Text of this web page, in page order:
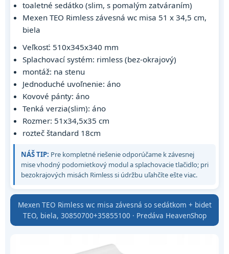
toaletné sedátko (slim, s pomalým zatváraním)
Mexen TEO Rimless závesná wc misa 51 x 34,5 cm,
biela
Veľkosť: 510x345x340 mm
Splachovací systém: rimless (bez-okrajový)
montáž: na stenu
Jednoduché uvoľnenie: áno
Kovové pánty: áno
Tenká verzia(slim): áno
Rozmer: 51x34,5x35 cm
rozteč štandard 18cm
NÁŠ TIP: Pre kompletné riešenie odporúčame k závesnej
mise vhodný podomietkový modul a splachovacie tlačidlo; pri
bezokrajových misách Rimless si údržbu uľahčíte ešte viac.
Mexen TEO Rimless wc misa závesná so sedátkom + bidet
TEO, biela, 30850700+35855100 · Predáva HeavenShop